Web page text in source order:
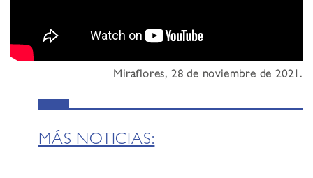
Miraflores, 28 de noviembre de 2021.
MÁS NOTICIAS: